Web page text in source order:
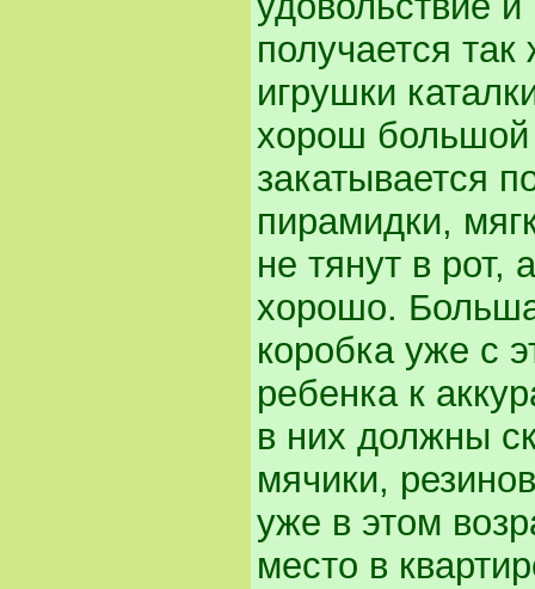
получается
игрушки
хорош большой
закатывается
пирамидки,
не тянут в рот,
хорошо.
коробка уже с
ребенка к
в них должны
мячики,
уже в этом
место в